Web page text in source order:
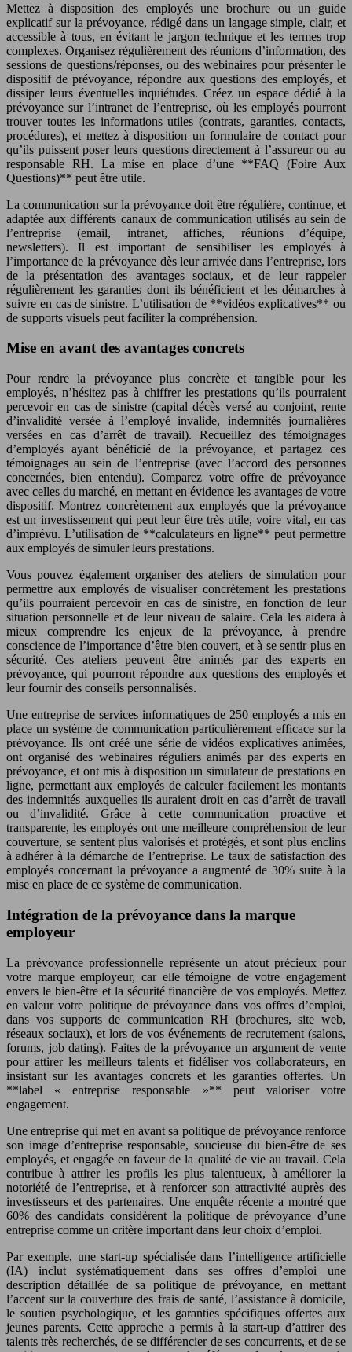
Mettez à disposition des employés une brochure ou un guide
explicatif sur la prévoyance, rédigé dans un langage simple, clair, et
accessible à tous, en évitant le jargon technique et les termes trop
complexes. Organisez régulièrement des réunions d’information, des
sessions de questions/réponses, ou des webinaires pour présenter le
dispositif de prévoyance, répondre aux questions des employés, et
dissiper leurs éventuelles inquiétudes. Créez un espace dédié à la
prévoyance sur l’intranet de l’entreprise, où les employés pourront
trouver toutes les informations utiles (contrats, garanties, contacts,
procédures), et mettez à disposition un formulaire de contact pour
qu’ils puissent poser leurs questions directement à l’assureur ou au
responsable RH. La mise en place d’une **FAQ (Foire Aux
Questions)** peut être utile.
La communication sur la prévoyance doit être régulière, continue, et
adaptée aux différents canaux de communication utilisés au sein de
l’entreprise (email, intranet, affiches, réunions d’équipe,
newsletters). Il est important de sensibiliser les employés à
l’importance de la prévoyance dès leur arrivée dans l’entreprise, lors
de la présentation des avantages sociaux, et de leur rappeler
régulièrement les garanties dont ils bénéficient et les démarches à
suivre en cas de sinistre. L’utilisation de **vidéos explicatives** ou
de supports visuels peut faciliter la compréhension.
Mise en avant des avantages concrets
Pour rendre la prévoyance plus concrète et tangible pour les
employés, n’hésitez pas à chiffrer les prestations qu’ils pourraient
percevoir en cas de sinistre (capital décès versé au conjoint, rente
d’invalidité versée à l’employé invalide, indemnités journalières
versées en cas d’arrêt de travail). Recueillez des témoignages
d’employés ayant bénéficié de la prévoyance, et partagez ces
témoignages au sein de l’entreprise (avec l’accord des personnes
concernées, bien entendu). Comparez votre offre de prévoyance
avec celles du marché, en mettant en évidence les avantages de votre
dispositif. Montrez concrètement aux employés que la prévoyance
est un investissement qui peut leur être très utile, voire vital, en cas
d’imprévu. L’utilisation de **calculateurs en ligne** peut permettre
aux employés de simuler leurs prestations.
Vous pouvez également organiser des ateliers de simulation pour
permettre aux employés de visualiser concrètement les prestations
qu’ils pourraient percevoir en cas de sinistre, en fonction de leur
situation personnelle et de leur niveau de salaire. Cela les aidera à
mieux comprendre les enjeux de la prévoyance, à prendre
conscience de l’importance d’être bien couvert, et à se sentir plus en
sécurité. Ces ateliers peuvent être animés par des experts en
prévoyance, qui pourront répondre aux questions des employés et
leur fournir des conseils personnalisés.
Une entreprise de services informatiques de 250 employés a mis en
place un système de communication particulièrement efficace sur la
prévoyance. Ils ont créé une série de vidéos explicatives animées,
ont organisé des webinaires réguliers animés par des experts en
prévoyance, et ont mis à disposition un simulateur de prestations en
ligne, permettant aux employés de calculer facilement les montants
des indemnités auxquelles ils auraient droit en cas d’arrêt de travail
ou d’invalidité. Grâce à cette communication proactive et
transparente, les employés ont une meilleure compréhension de leur
couverture, se sentent plus valorisés et protégés, et sont plus enclins
à adhérer à la démarche de l’entreprise. Le taux de satisfaction des
employés concernant la prévoyance a augmenté de 30% suite à la
mise en place de ce système de communication.
Intégration de la prévoyance dans la marque
employeur
La prévoyance professionnelle représente un atout précieux pour
votre marque employeur, car elle témoigne de votre engagement
envers le bien-être et la sécurité financière de vos employés. Mettez
en valeur votre politique de prévoyance dans vos offres d’emploi,
dans vos supports de communication RH (brochures, site web,
réseaux sociaux), et lors de vos événements de recrutement (salons,
forums, job dating). Faites de la prévoyance un argument de vente
pour attirer les meilleurs talents et fidéliser vos collaborateurs, en
insistant sur les avantages concrets et les garanties offertes. Un
**label « entreprise responsable »** peut valoriser votre
engagement.
Une entreprise qui met en avant sa politique de prévoyance renforce
son image d’entreprise responsable, soucieuse du bien-être de ses
employés, et engagée en faveur de la qualité de vie au travail. Cela
contribue à attirer les profils les plus talentueux, à améliorer la
notoriété de l’entreprise, et à renforcer son attractivité auprès des
investisseurs et des partenaires. Une enquête récente a montré que
60% des candidats considèrent la politique de prévoyance d’une
entreprise comme un critère important dans leur choix d’emploi.
Par exemple, une start-up spécialisée dans l’intelligence artificielle
(IA) inclut systématiquement dans ses offres d’emploi une
description détaillée de sa politique de prévoyance, en mettant
l’accent sur la couverture des frais de santé, l’assistance à domicile,
le soutien psychologique, et les garanties spécifiques offertes aux
jeunes parents. Cette approche a permis à la start-up d’attirer des
talents très recherchés, de se différencier de ses concurrents, et de se